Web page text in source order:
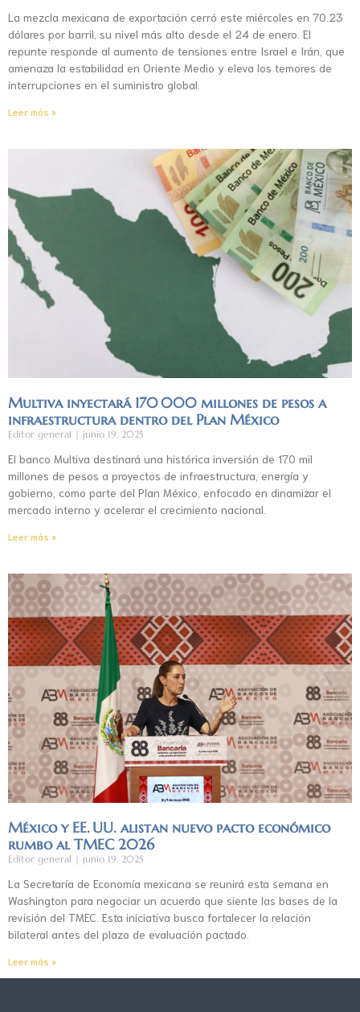
La mezcla mexicana de exportación cerró este miércoles en 70.23
dólares por barril, su nivel más alto desde el 24 de enero. El
repunte responde al aumento de tensiones entre Israel e Irán, que
amenaza la estabilidad en Oriente Medio y eleva los temores de
interrupciones en el suministro global.
Leer más »
Multiva inyectará 170 000 millones de pesos a
infraestructura dentro del Plan México
Editor general junio 19, 2025
El banco Multiva destinará una histórica inversión de 170 mil
millones de pesos a proyectos de infraestructura, energía y
gobierno, como parte del Plan México, enfocado en dinamizar el
mercado interno y acelerar el crecimiento nacional.
Leer más »
México y EE. UU. alistan nuevo pacto económico
rumbo al TMEC 2026
Editor general junio 19, 2025
La Secretaría de Economía mexicana se reunirá esta semana en
Washington para negociar un acuerdo que siente las bases de la
revisión del TMEC. Esta iniciativa busca fortalecer la relación
bilateral antes del plazo de evaluación pactado.
Leer más »